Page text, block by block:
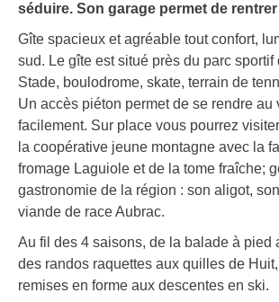
séduire. Son garage permet de
Gîte spacieux et agréable tout confort,
sud. Le gîte est situé près du parc sportif
Stade, boulodrome, skate, terrain de
Un accès piéton permet de se rendre au
facilement. Sur place vous pourrez
la coopérative jeune montagne avec la
fromage Laguiole et de la tome fraîche;
gastronomie de la région : son aligot,
viande de race Aubrac.
Au fil des 4 saisons, de la balade à pied
des randos raquettes aux quilles de
remises en forme aux descentes en ski.